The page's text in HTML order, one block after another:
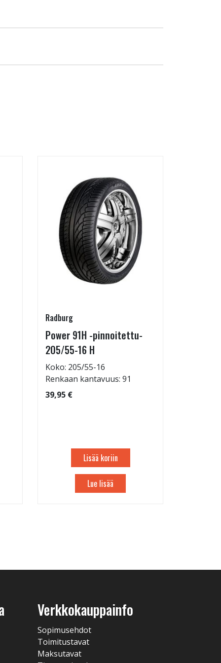
Radburg
Power 91H -pinnoitettu-
205/55-16 H
Koko: 205/55-16
Renkaan kantavuus: 91
39,95 €
Lisää koriin
Lue lisää
Verkkokauppainfo
Sopimusehdot
Toimitustavat
Maksutavat